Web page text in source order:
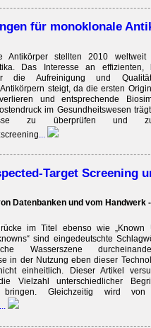
für monoklonale
Antikörper stellten 2010
Das Interesse an effizienten,
die Aufreinigung und
steigt, da die ersten
und entsprechende
im Gesundheitswesen
zu überprüfen und zu
...
Target Screening
Datenbanken und vom Handwerk
im Titel ebenso wie „Known
sind eingedeutschte
Wasserszene
in der Nutzung eben dieser
­einheitlich. Dieser Artikel
Vielzahl unterschiedlicher
Gleichzeitig wird von
...